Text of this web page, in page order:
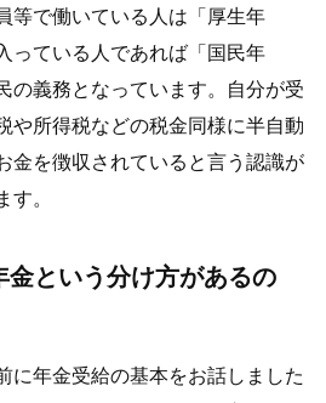
等で働いている人は「厚生年
っている人であれば「国民年
の義務となっています。自分が受
や所得税などの税金同様に半自動
金を徴収されていると言う認識が
。
金という分け方があるの
に年金受給の基本をお話しました